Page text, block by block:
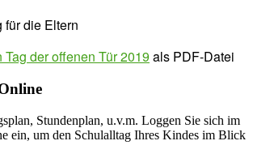
die Eltern
der offenen Tür 2019 als PDF-Datei
Stundenplan, u.v.m. Loggen Sie sich im
ein, um den Schulalltag Ihres Kindes im Blick